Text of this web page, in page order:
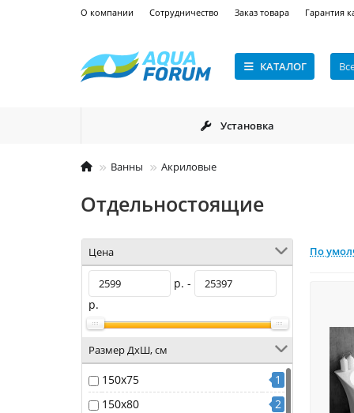
О компании Сотрудничество Заказ товара Гарантия
КАТАЛОГ
Установка
Ванны Акриловые
Отдельностоящие
Цена
р. -
р.
Размер ДхШ, см
150x75
1
150x80
2
По